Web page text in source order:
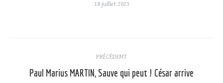
18 juillet 2023
article
PRÉCÉDENT
Article
Paul Marius MARTIN, Sauve qui peut ! César arrive